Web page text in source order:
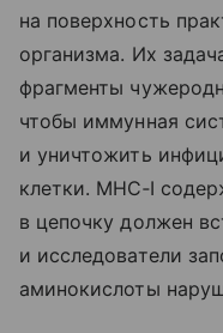
на поверхность
организма. Их
фрагменты
чтобы иммунная
и уничтожить
клетки. MHC‑I
в цепочку должен
и исследователи
аминокислоты